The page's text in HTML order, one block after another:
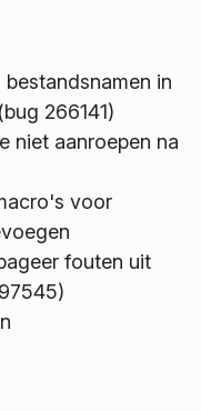
in
266141)
niet aanroepen na
voor
fouten uit